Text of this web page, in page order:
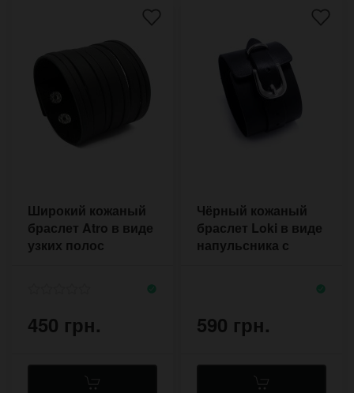
Широкий кожаный
браслет Atro в виде
узких полос
450 грн.
Чёрный кожаный
браслет Loki в виде
напульсника с
590 грн.